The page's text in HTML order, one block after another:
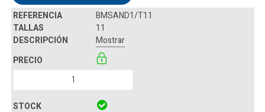
BMSAND1/T11
11
Mostrar